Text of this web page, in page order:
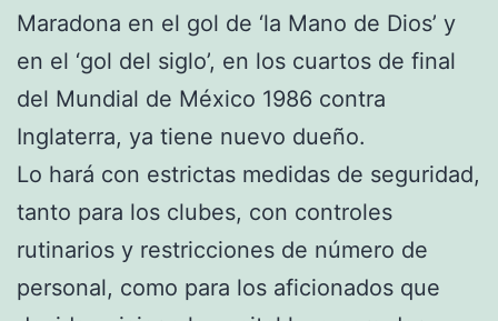
Maradona en el gol de ‘la Mano de Dios’ y
en el ‘gol del siglo’, en los cuartos de final
del Mundial de México 1986 contra
Inglaterra, ya tiene nuevo dueño.
Lo hará con estrictas medidas de seguridad,
tanto para los clubes, con controles
rutinarios y restricciones de número de
personal, como para los aficionados que